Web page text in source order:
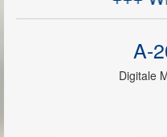
A-
Digitale